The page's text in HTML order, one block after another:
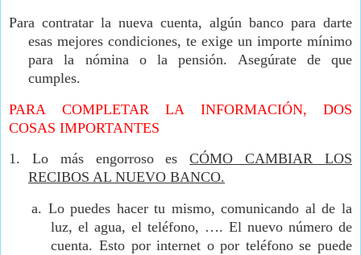
Para contratar la nueva cuenta, algún banco para darte
esas mejores condiciones, te exige un importe mínimo
para la nómina o la pensión. Asegúrate de que
cumples.
PARA COMPLETAR LA INFORMACIÓN, DOS
COSAS IMPORTANTES
1.
Lo más engorroso esCÓMO CAMBIAR LOS
RECIBOS AL NUEVO BANCO.
a. Lo puedes hacer tu mismo, comunicando al de la
luz, el agua, el teléfono, …. El nuevo número de
cuenta. Esto por internet o por teléfono se puede